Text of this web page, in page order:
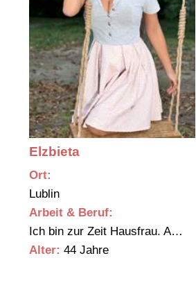
Elzbieta
Ort:
Lublin
Arbeit & Beruf:
Ich bin zur Zeit Hausfrau. A…
Alter: 44 Jahre